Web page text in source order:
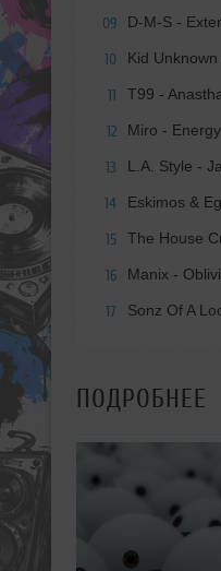
09 D-M-S -
10 Kid
11 T99 -
12 Miro -
13 L.A. Style -
14 Eskimos &
15 The House
16 Manix -
17 Sonz Of A
ПОДРОБНЕЕ